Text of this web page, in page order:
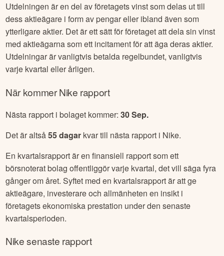
Utdelningen är en del av företagets vinst som delas ut till
dess aktieägare i form av pengar eller ibland även som
ytterligare aktier. Det är ett sätt för företaget att dela sin vinst
med aktieägarna som ett incitament för att äga deras aktier.
Utdelningar är vanligtvis betalda regelbundet, vanligtvis
varje kvartal eller årligen.
När kommerNike rapport
Nästa rapport i bolaget kommer:30 Sep.
Det är altså55dagar kvar till nästa rapport i Nike.
En kvartalsrapport är en finansiell rapport som ett
börsnoterat bolag offentliggör varje kvartal, det vill säga fyra
gånger om året. Syftet med en kvartalsrapport är att ge
aktieägare, investerare och allmänheten en insikt i
företagets ekonomiska prestation under den senaste
kvartalsperioden.
Nikesenaste rapport